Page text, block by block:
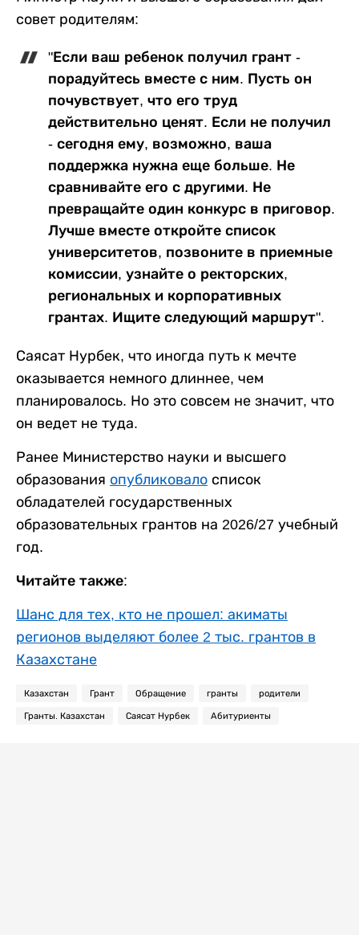
совет родителям:
"Если ваш ребенок получил грант -
порадуйтесь вместе с ним. Пусть он
почувствует, что его труд
действительно ценят. Если не получил
- сегодня ему, возможно, ваша
поддержка нужна еще больше. Не
сравнивайте его с другими. Не
превращайте один конкурс в приговор.
Лучше вместе откройте список
университетов, позвоните в приемные
комиссии, узнайте о ректорских,
региональных и корпоративных
грантах. Ищите следующий маршрут".
Саясат Нурбек, что иногда путь к мечте
оказывается немного длиннее, чем
планировалось. Но это совсем не значит, что
он ведет не туда.
Ранее Министерство науки и высшего
образования опубликовало список
обладателей государственных
образовательных грантов на 2026/27 учебный
год.
Читайте также:
Шанс для тех, кто не прошел: акиматы
регионов выделяют более 2 тыс. грантов в
Казахстане
Казахстан Грант Обращение гранты родители
Гранты. Казахстан Саясат Нурбек Абитуриенты